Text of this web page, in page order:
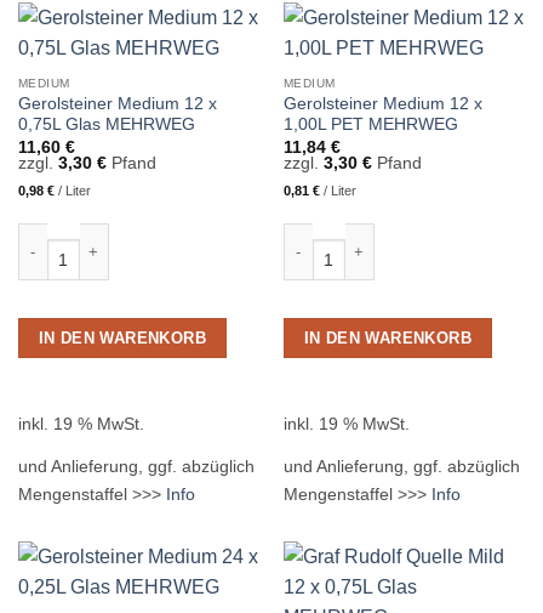
MEDIUM
Gerolsteiner Medium 12 x
0,75L Glas MEHRWEG
11,60 €
zzgl. 3,30 €Pfand
0,98 €/ Liter
IN DEN WARENKORB
inkl. 19 % MwSt.
und Anlieferung, ggf. abzüglich
Mengenstaffel >>> Info
MEDIUM
Gerolsteiner Medium 12 x
1,00L PET MEHRWEG
11,84 €
zzgl. 3,30 €Pfand
0,81 €/ Liter
IN DEN WARENKORB
inkl. 19 % MwSt.
und Anlieferung, ggf. abzüglich
Mengenstaffel >>> Info